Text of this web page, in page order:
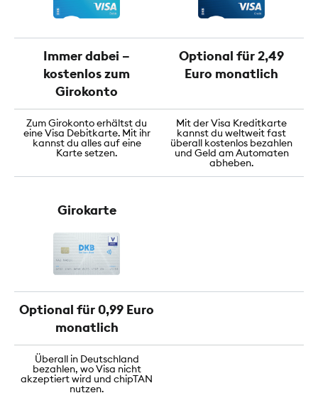
Immer dabei –
kostenlos zum
Girokonto
Optional für 2,49
Euro monatlich
Zum Girokonto erhältst du
eine Visa Debitkarte. Mit ihr
kannst du alles auf eine
Karte setzen.
Mit der Visa Kreditkarte
kannst du weltweit fast
überall kostenlos bezahlen
und Geld am Automaten
abheben.
Girokarte
Optional für 0,99 Euro
monatlich
Überall in Deutschland
bezahlen, wo Visa nicht
akzeptiert wird und chipTAN
nutzen.